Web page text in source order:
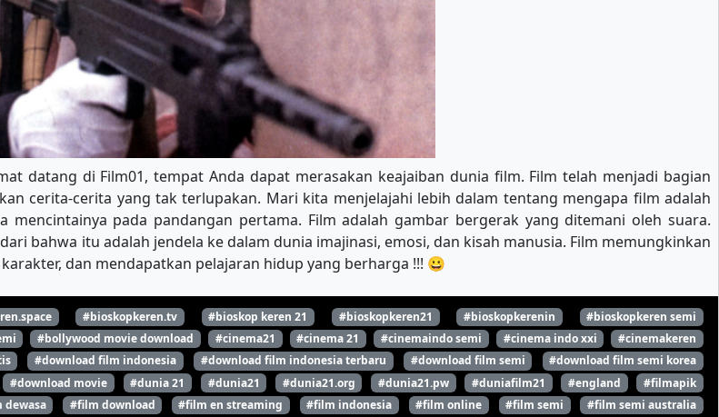
datang di Film01, tempat Anda dapat merasakan keajaiban dunia film. Film telah menjadi bagian
cerita-cerita yang tak terlupakan. Mari kita menjelajahi lebih dalam tentang mengapa film adalah
pada pandangan pertama. Film adalah gambar bergerak yang ditemani oleh suara.
bahwa itu adalah jendela ke dalam dunia imajinasi, emosi, dan kisah manusia. Film memungkinkan
dan mendapatkan pelajaran hidup yang berharga !!! 😀
#bioskopkeren.tv #bioskop keren 21 #bioskopkeren21 #bioskopkerenin
#bioskopkeren semi
#bollywood movie download #cinema21 #cinema 21 #cinemaindo semi #cinema indo xxi
#cinemakeren
#download film indonesia #download film indonesia terbaru #download film semi
#download film semi korea
#download movie #dunia 21 #dunia21 #dunia21.org #dunia21.pw #duniafilm21 #england
#filmapik
dewasa #film download #film en streaming #film indonesia #film online #film semi
#film semi australia